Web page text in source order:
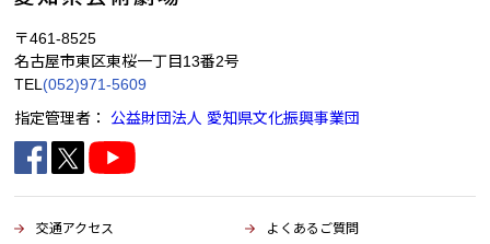
〒461-8525
名古屋市東区東桜一丁目13番2号
TEL (052)971-5609
指定管理者： 公益財団法人 愛知県文化振興事業団
交通アクセス よくあるご質問